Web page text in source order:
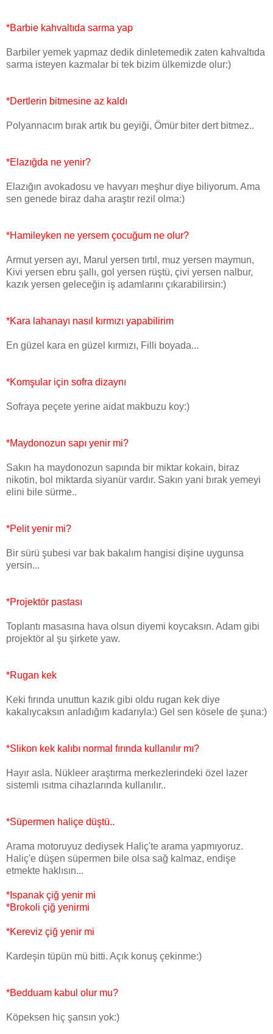
*Barbie kahvaltıda sarma yap
Barbiler yemek yapmaz dedik dinletemedik zaten kahvaltıda
sarma isteyen kazmalar bi tek bizim ülkemizde olur:)
*Dertlerin bitmesine az kaldı
Polyannacım bırak artık bu geyiği, Ömür biter dert bitmez..
*Elazığda ne yenir?
Elazığın avokadosu ve havyarı meşhur diye biliyorum. Ama
sen genede biraz daha araştır rezil olma:)
*Hamileyken ne yersem çocuğum ne olur?
Armut yersen ayı, Marul yersen tırtıl, muz yersen maymun,
Kivi yersen ebru şallı, gol yersen rüştü, çivi yersen nalbur,
kazık yersen geleceğin iş adamlarını çıkarabilirsin:)
*Kara lahanayı nasıl kırmızı yapabilirim
En güzel kara en güzel kırmızı, Filli boyada...
*Komşular için sofra dizaynı
Sofraya peçete yerine aidat makbuzu koy:)
*Maydonozun sapı yenir mi?
Sakın ha maydonozun sapında bir miktar kokain, biraz
nikotin, bol miktarda siyanür vardır. Sakın yani bırak yemeyi
elini bile sürme..
*Pelit yenir mi?
Bir sürü şubesi var bak bakalım hangisi dişine uygunsa
yersin...
*Projektör pastası
Toplantı masasına hava olsun diyemi koycaksın. Adam gibi
projektör al şu şirkete yaw.
*Rugan kek
Keki fırında unuttun kazık gibi oldu rugan kek diye
kakalıycaksın anladığım kadarıyla:) Gel sen kösele de şuna:)
*Slikon kek kalıbı normal fırında kullanılır mı?
Hayır asla. Nükleer araştırma merkezlerindeki özel lazer
sistemli ısıtma cihazlarında kullanılır..
*Süpermen haliçe düştü..
Arama motoruyuz dediysek Haliç'te arama yapmıyoruz.
Haliç'e düşen süpermen bile olsa sağ kalmaz, endişe
etmekte haklısın...
*Ispanak çiğ yenir mi
*Brokoli çiğ yenirmi
*Kereviz çiğ yenir mi
Kardeşin tüpün mü bitti. Açık konuş çekinme:)
*Bedduam kabul olur mu?
Köpeksen hiç şansın yok:)